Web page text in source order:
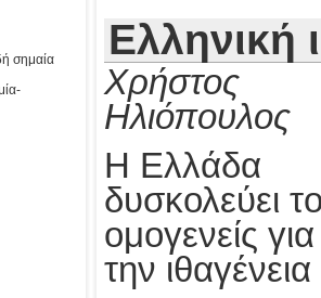
σημαία
Ελληνική
Χρήστος
Ηλιόπουλος
Η Ελλάδα
δυσκολεύει
ομογενείς για
την ιθαγένεια